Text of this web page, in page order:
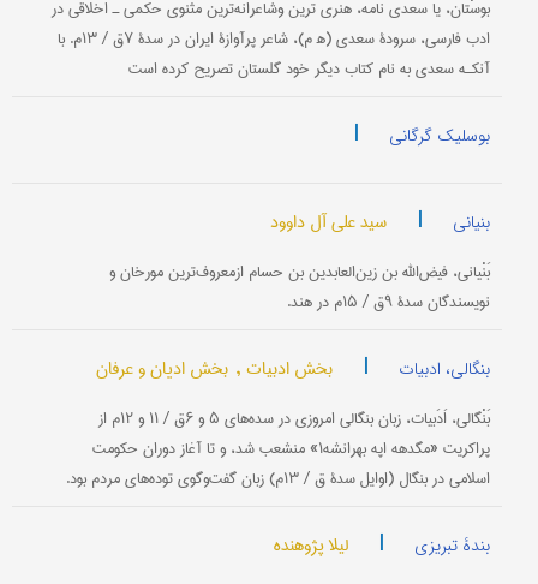
بوسْتان، یا سعدی نامه، هنری ترین وشاعرانه‌ترین مثنوی حكمی ـ اخلاقی در
ادب فارسی، سرودۀ سعدی (ه‍ م)، شاعر پرآوازۀ ایران در سدۀ ۷ق / ۱۳م. با
آنکـه سعدی به نام كتاب دیگر خود گلستان تصریح كرده است
بوسلیک گرگانی |
بنیانی | سید علی آل داوود
​​​​​​​بَنْیانی، فیض‌الله بن زین‌العابدین بن حسام ازمعروف‌ترین مورخان و
نویسندگان سدۀ ۹ق / ۱۵م در هند.
بنگالی، ادبیات | بخش ادبیات , بخش ادیان و عرفان
بَنْگالی، اَدَبیات، زبان بنگالی امروزی در سده‌های ۵ و ۶ق / ۱۱ و ۱۲م از
پراكریت «مگدهه اپه بهرانشه۱» منشعب شد، و تا آغاز دوران حكومت
اسلامی ‌در بنگال (اوایل سدۀ ق / ۱۳م) زبان گفت‌وگوی توده‌های مردم بود.
بندۀ تبریزی | لیلا پژوهنده